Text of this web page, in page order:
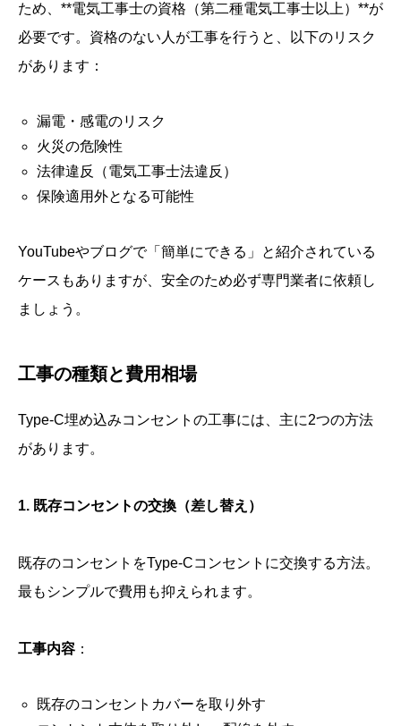
ため、**電気工事士の資格（第二種電気工事士以上）**が
必要です。資格のない人が工事を行うと、以下のリスク
があります：
漏電・感電のリスク
火災の危険性
法律違反（電気工事士法違反）
保険適用外となる可能性
YouTubeやブログで「簡単にできる」と紹介されている
ケースもありますが、安全のため必ず専門業者に依頼し
ましょう。
工事の種類と費用相場
Type-C埋め込みコンセントの工事には、主に2つの方法
があります。
1. 既存コンセントの交換（差し替え）
既存のコンセントをType-Cコンセントに交換する方法。
最もシンプルで費用も抑えられます。
工事内容 ：
既存のコンセントカバーを取り外す